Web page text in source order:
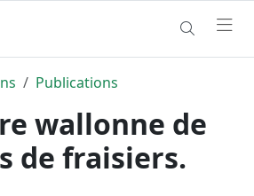
Publications
wallonne de
de fraisiers.